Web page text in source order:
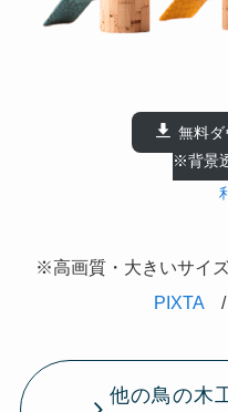
無料ダ
※背景
※高画質・大きいサイ
PIXTA
他の鳥の木